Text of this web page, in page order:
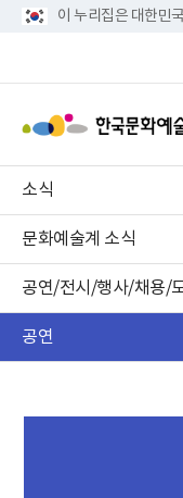
이 누리집은 대한민
소식
문화예술계 소식
공연/전시/행사/채용/
공연